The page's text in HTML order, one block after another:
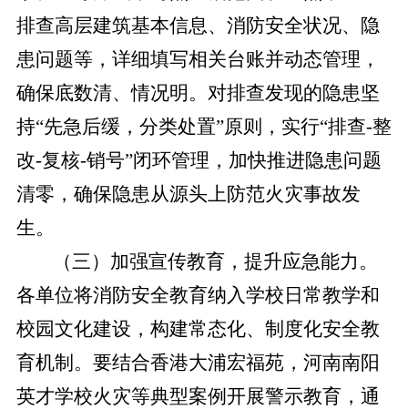
排查高层建筑基本信息、消防安全状况、隐
患问题等，详细填写相关台账并动态管理，
确保底数清、情况明。对排查发现的隐患坚
持“先急后缓，分类处置”原则，实行“排查-整
改-复核-销号”闭环管理，加快推进隐患问题
清零，确保隐患从源头上防范火灾事故发
生。
（三）加强宣传教育，提升应急能力。
各单位将消防安全教育纳入学校日常教学和
校园文化建设，构建常态化、制度化安全教
育机制。要结合香港大浦宏福苑，河南南阳
英才学校火灾等典型案例开展警示教育，通